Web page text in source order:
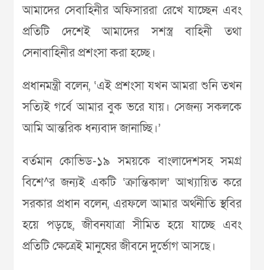
আমাদের সেবাহিনীর অফিসাররা রেখে যাচ্ছেন এবং
প্রতিটি দেশেই আমাদের সশস্ত্র বাহিনী তথা
সেনাবাহিনীর প্রশংসা করা হচ্ছে।
প্রধানমন্ত্রী বলেন, ‘এই প্রশংসা যখন আমরা শুনি তখন
সত্যিই গর্বে আমার বুক ভরে যায়। সেজন্য সকলকে
আমি আন্তরিক ধন্যবাদ জানাচ্ছি।’
বর্তমান কোভিড-১৯ সময়কে বাংলাদেশসহ সমগ্র
বিশে^র জন্যই একটি ‘ক্রান্তিকাল’ আখ্যায়িত করে
সরকার প্রধান বলেন, এরফলে আমার অর্থনীতি স্থবির
হয়ে পড়ছে, জীবনযাত্রা সীমিত হয়ে যাচ্ছে এবং
প্রতিটি ক্ষেত্রেই মানুষের জীবনে দুর্ভোগ আসছে।